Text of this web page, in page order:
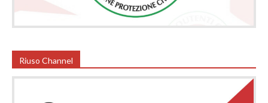
Riuso Channel